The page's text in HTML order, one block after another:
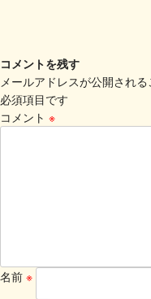
コメントを残す
メールアドレスが公開される
必須項目です
コメント ※
名前 ※